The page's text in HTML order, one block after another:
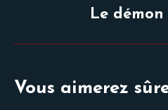
Le
Vous aimerez